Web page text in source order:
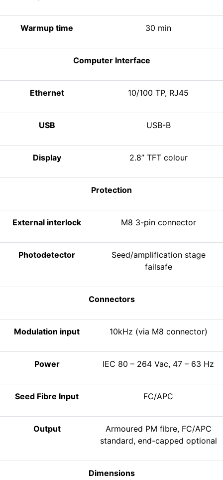
Warmup time 30 min
Computer Interface
Ethernet 10/100 TP, RJ45
USB USB-B
Display 2.8” TFT colour
Protection
External interlock M8 3-pin connector
Photodetector
Seed/amplification stage
failsafe
Connectors
Modulation input 10kHz (via M8 connector)
Power IEC 80 – 264 Vac, 47 – 63 Hz
Seed Fibre Input FC/APC
Output
Armoured PM fibre, FC/APC
standard, end-capped optional
Dimensions